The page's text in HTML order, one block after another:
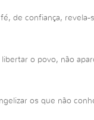
de confiança,
o povo, não
os que não